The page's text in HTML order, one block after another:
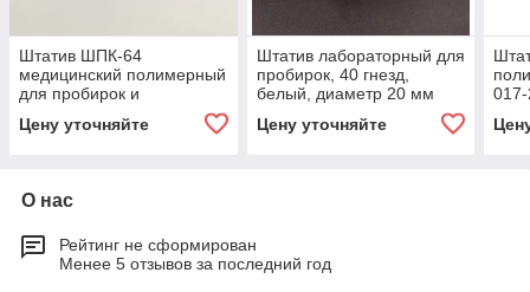
Штатив ШПК-64
медицинский полимерный
для пробирок и
криопробирок по ТУ 9464-
017-29508133-2014, на 64
Цену уточняйте
Штатив лабораторный для
пробирок, 40 гнезд,
белый, диаметр 20 мм
Цену уточняйте
О нас
Рейтинг не сформирован
Менее 5 отзывов за последний год